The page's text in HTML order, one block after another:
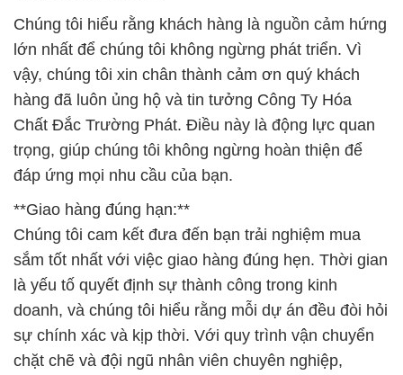
Chúng tôi hiểu rằng khách hàng là nguồn cảm hứng
lớn nhất để chúng tôi không ngừng phát triển. Vì
vậy, chúng tôi xin chân thành cảm ơn quý khách
hàng đã luôn ủng hộ và tin tưởng Công Ty Hóa
Chất Đắc Trường Phát. Điều này là động lực quan
trọng, giúp chúng tôi không ngừng hoàn thiện để
đáp ứng mọi nhu cầu của bạn.
**Giao hàng đúng hạn:**
Chúng tôi cam kết đưa đến bạn trải nghiệm mua
sắm tốt nhất với việc giao hàng đúng hẹn. Thời gian
là yếu tố quyết định sự thành công trong kinh
doanh, và chúng tôi hiểu rằng mỗi dự án đều đòi hỏi
sự chính xác và kịp thời. Với quy trình vận chuyển
chặt chẽ và đội ngũ nhân viên chuyên nghiệp,